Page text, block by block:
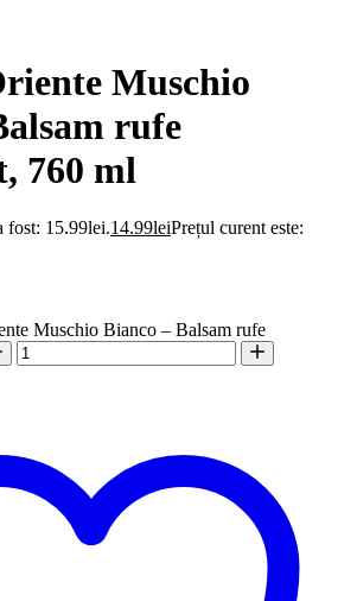
Muschio
rufe
760 ml
fost: 15.99lei.14.99leiPrețul curent este:
Muschio Bianco – Balsam rufe